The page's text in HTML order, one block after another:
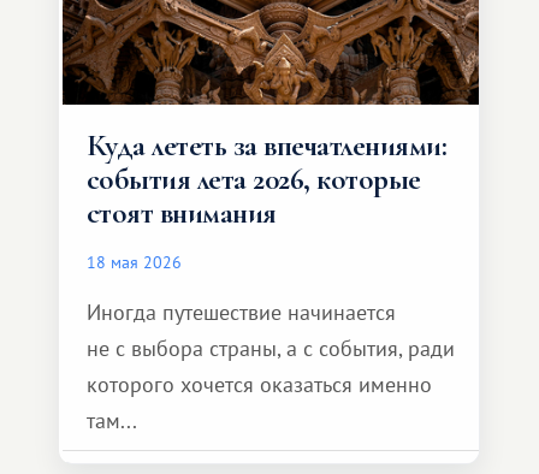
Куда лететь за впечатлениями:
события лета 2026, которые
стоят внимания
18 мая 2026
Иногда путешествие начинается
не с выбора страны, а с события, ради
которого хочется оказаться именно
там...